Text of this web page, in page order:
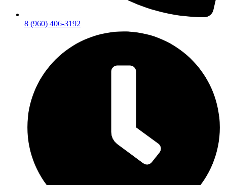
8 (960) 406-3192